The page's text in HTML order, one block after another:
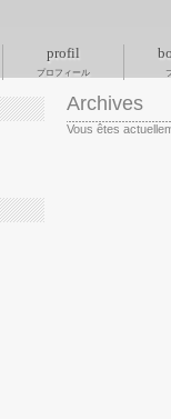
profil
プロフィール
Archives
Vous êtes